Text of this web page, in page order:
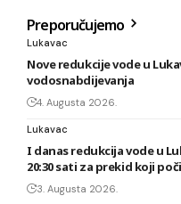
Preporučujemo
Lukavac
Nove redukcije vode u
vodosnabdijevanja
4. Augusta 2026.
Lukavac
I danas redukcija vode u
20:30 sati za prekid koji
3. Augusta 2026.